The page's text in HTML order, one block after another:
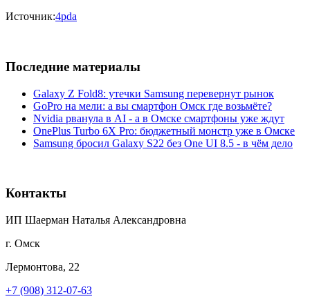
Источник:4pda
Последние материалы
Galaxy Z Fold8: утечки Samsung перевернут рынок
GoPro на мели: а вы смартфон Омск где возьмёте?
Nvidia рванула в AI - а в Омске смартфоны уже ждут
OnePlus Turbo 6X Pro: бюджетный монстр уже в Омске
Samsung бросил Galaxy S22 без One UI 8.5 - в чём дело
Контакты
ИП Шаерман Наталья Александровна
г. Омск
Лермонтова, 22
+7 (908) 312-07-63